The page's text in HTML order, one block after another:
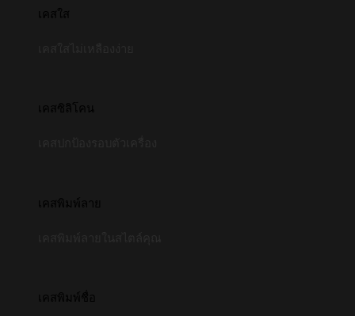
เคสใส
เคสซิลิโคน
เคสพิมพ์ลาย
เคสพิมพ์ชื่อ